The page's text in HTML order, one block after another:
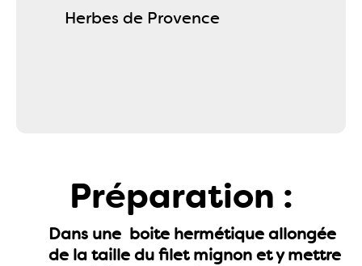
Herbes de Provence
Préparation :
Dans une boite hermétique allongée
de la taille du filet mignon et y mettre